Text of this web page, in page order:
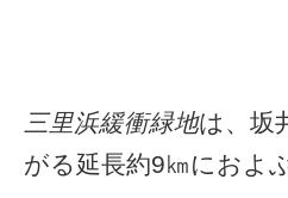
三里浜緩衝緑地は、坂
がる延長約9㎞におよ